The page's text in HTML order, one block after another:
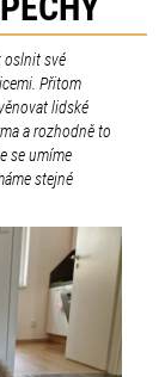
oslnit své
Přitom
lidské
a rozhodně to
se umíme
stejné